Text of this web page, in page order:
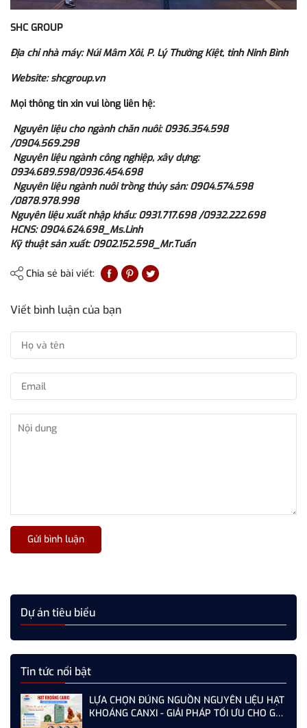
SHC GROUP
Địa chỉ nhà máy: Núi Mâm Xôi, P. Lý Thường Kiệt, tỉnh Ninh Bình
Website: shcgroup.vn
Mọi thông tin xin vui lòng liên hệ:
Nguyên liệu cho ngành chăn nuôi: 0936.354.598
/0904.569.298
Nguyên liệu ngành công nghiệp, xây dựng:
0934.689.598/0936.454.698
Nguyên liệu ngành nuôi trồng thủy sản: 0904.574.598
/0878.978.998
Nguyên liệu xuất nhập khẩu: 0931.717.698 /0932.222.698
HCNS: 0904.624.698_Ms.Linh
Kỹ thuật sản xuất: 0902.152.598_Mr.Tuấn
Chia sẻ bài viết:
Viết bình luận của bạn
Gửi bình luận
Dự án tiêu biểu
Tin tức nổi bật
LỰA CHỌN ĐÚNG NGUỒN NGUYÊN LIỆU HẠT
KHOÁNG CANXI - GIẢI PHÁP TỐI ƯU CHO GÀ,